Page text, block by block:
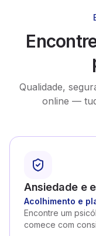
Qualidade,
online —
Ansiedade e
Acolhimento e
Encontre um
comece com